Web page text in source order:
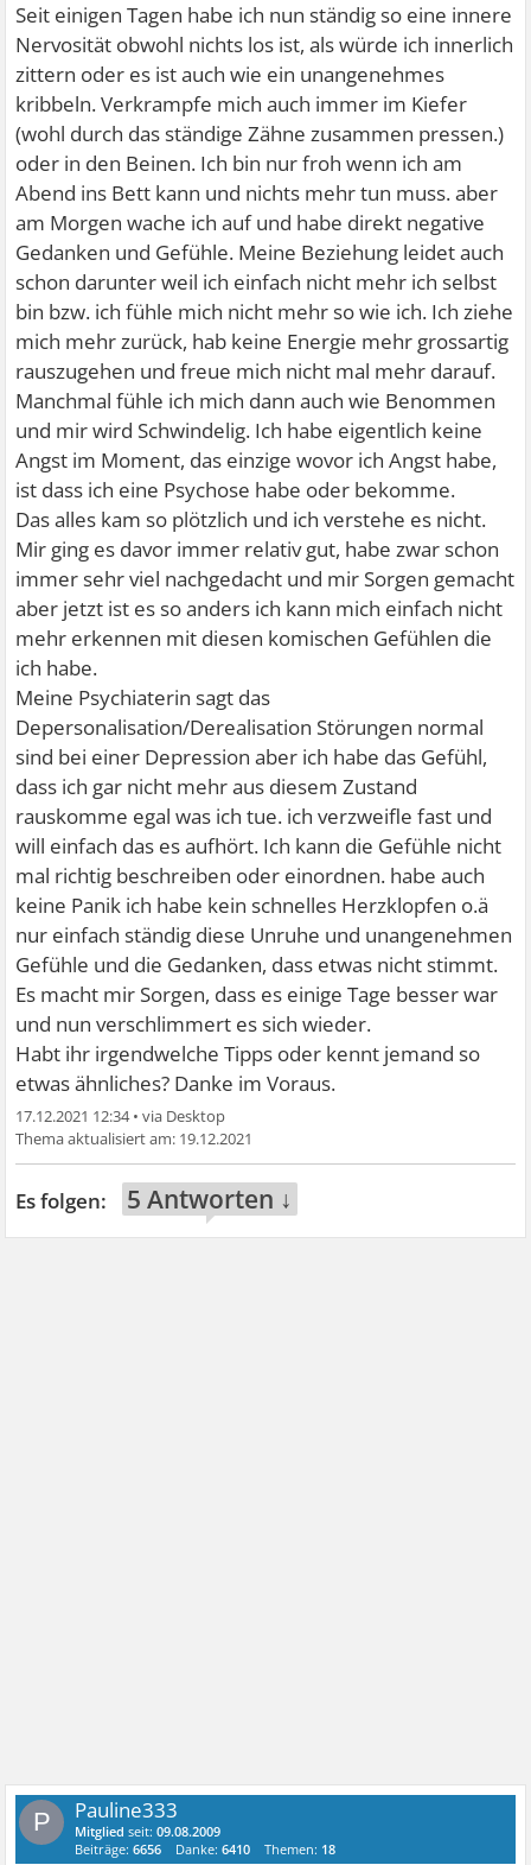
Seit einigen Tagen habe ich nun ständig so eine innere
Nervosität obwohl nichts los ist, als würde ich innerlich
zittern oder es ist auch wie ein unangenehmes
kribbeln. Verkrampfe mich auch immer im Kiefer
(wohl durch das ständige Zähne zusammen pressen.)
oder in den Beinen. Ich bin nur froh wenn ich am
Abend ins Bett kann und nichts mehr tun muss. aber
am Morgen wache ich auf und habe direkt negative
Gedanken und Gefühle. Meine Beziehung leidet auch
schon darunter weil ich einfach nicht mehr ich selbst
bin bzw. ich fühle mich nicht mehr so wie ich. Ich ziehe
mich mehr zurück, hab keine Energie mehr grossartig
rauszugehen und freue mich nicht mal mehr darauf.
Manchmal fühle ich mich dann auch wie Benommen
und mir wird Schwindelig. Ich habe eigentlich keine
Angst im Moment, das einzige wovor ich Angst habe,
ist dass ich eine Psychose habe oder bekomme.
Das alles kam so plötzlich und ich verstehe es nicht.
Mir ging es davor immer relativ gut, habe zwar schon
immer sehr viel nachgedacht und mir Sorgen gemacht
aber jetzt ist es so anders ich kann mich einfach nicht
mehr erkennen mit diesen komischen Gefühlen die
ich habe.
Meine Psychiaterin sagt das
Depersonalisation/Derealisation Störungen normal
sind bei einer Depression aber ich habe das Gefühl,
dass ich gar nicht mehr aus diesem Zustand
rauskomme egal was ich tue. ich verzweifle fast und
will einfach das es aufhört. Ich kann die Gefühle nicht
mal richtig beschreiben oder einordnen. habe auch
keine Panik ich habe kein schnelles Herzklopfen o.ä
nur einfach ständig diese Unruhe und unangenehmen
Gefühle und die Gedanken, dass etwas nicht stimmt.
Es macht mir Sorgen, dass es einige Tage besser war
und nun verschlimmert es sich wieder.
Habt ihr irgendwelche Tipps oder kennt jemand so
etwas ähnliches? Danke im Voraus.
17.12.2021 12:34•
19.12.2021
5 Antworten ↓
P Pauline333
Mitglied seit:09.08.2009
Beiträge:6656 Danke:6410 Themen: 18